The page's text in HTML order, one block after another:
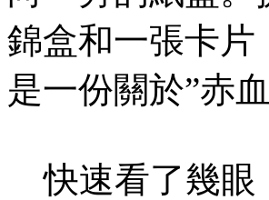
錦盒和一張卡片
是一份關於”赤
快速看了幾眼